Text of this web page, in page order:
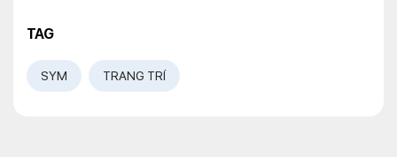
TAG
SYM TRANG TRÍ